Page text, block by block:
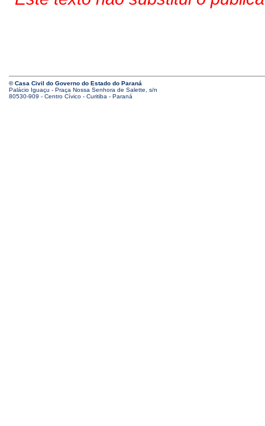
© Casa Civil do Governo do Estado do Paraná
Palácio Iguaçu - Praça Nossa Senhora de Salette, s/n
80530-909 - Centro Cívico - Curitiba - Paraná